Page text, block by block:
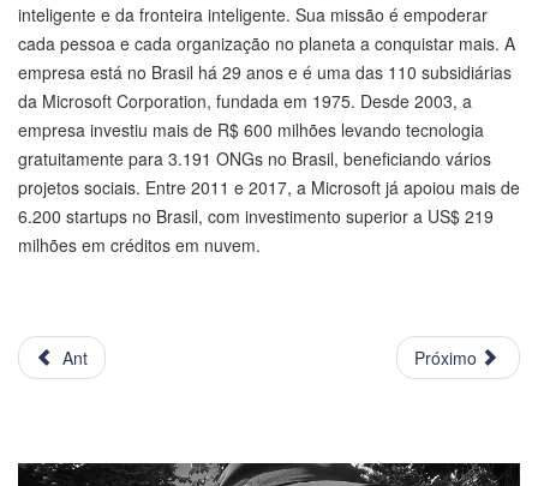
inteligente e da fronteira inteligente. Sua missão é empoderar
cada pessoa e cada organização no planeta a conquistar mais. A
empresa está no Brasil há 29 anos e é uma das 110 subsidiárias
da Microsoft Corporation, fundada em 1975. Desde 2003, a
empresa investiu mais de R$ 600 milhões levando tecnologia
gratuitamente para 3.191 ONGs no Brasil, beneficiando vários
projetos sociais. Entre 2011 e 2017, a Microsoft já apoiou mais de
6.200 startups no Brasil, com investimento superior a US$ 219
milhões em créditos em nuvem.
Ant Próximo